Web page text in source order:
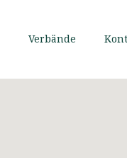
Verbände